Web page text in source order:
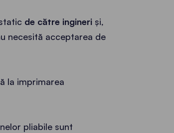
de către ingineri și,
necesită acceptarea de
la imprimarea
pliabile sunt